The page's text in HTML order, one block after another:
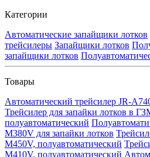
Категории
Автоматические запайщики лотков
трейсилеры Запайщики лотков
запайщики лотков
Товары
Автоматический трейсилер JR-
Трейсилер для запайки лотков в
полуавтоматический
M380V для запайки лотков
M450V, полуавтоматический
M410V, полуавтоматический